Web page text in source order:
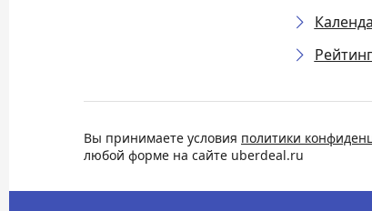
Вы принимаете условия политики
любой форме на сайте uberdeal.ru